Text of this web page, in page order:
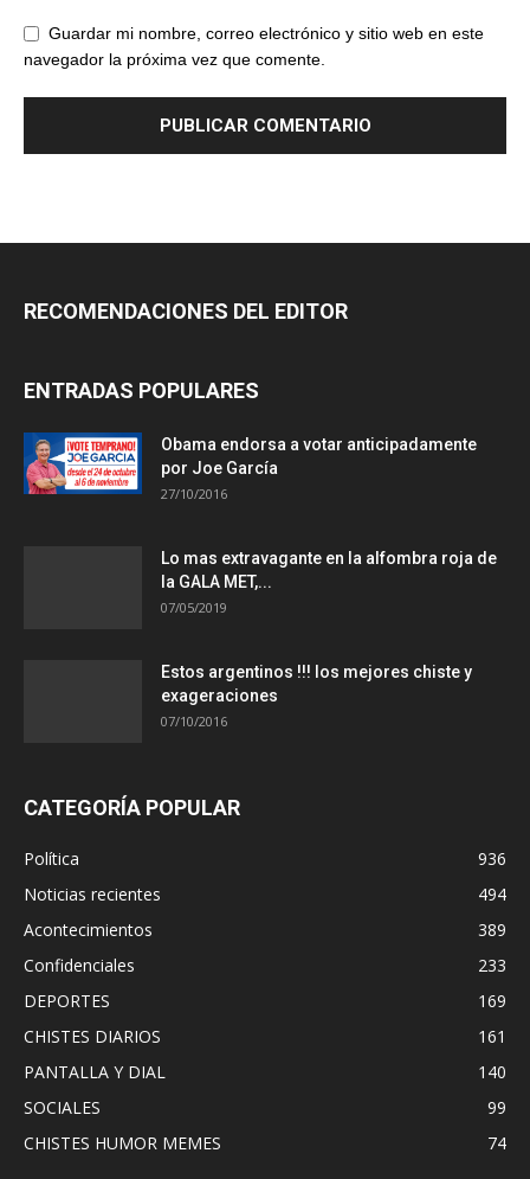
Guardar mi nombre, correo electrónico y sitio web en este
navegador la próxima vez que comente.
RECOMENDACIONES DEL EDITOR
ENTRADAS POPULARES
Obama endorsa a votar anticipadamente
por Joe García
27/10/2016
Lo mas extravagante en la alfombra roja de
la GALA MET,...
07/05/2019
Estos argentinos !!! los mejores chiste y
exageraciones
07/10/2016
CATEGORÍA POPULAR
Política
936
Noticias recientes
494
Acontecimientos
389
Confidenciales
233
DEPORTES
169
CHISTES DIARIOS
161
PANTALLA Y DIAL
140
SOCIALES
99
CHISTES HUMOR MEMES
74